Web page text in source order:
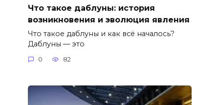
Что такое даблуны: история
возникновения и эволюция явления
Что такое даблуны и как всё началось?
Даблуны — это
0 82